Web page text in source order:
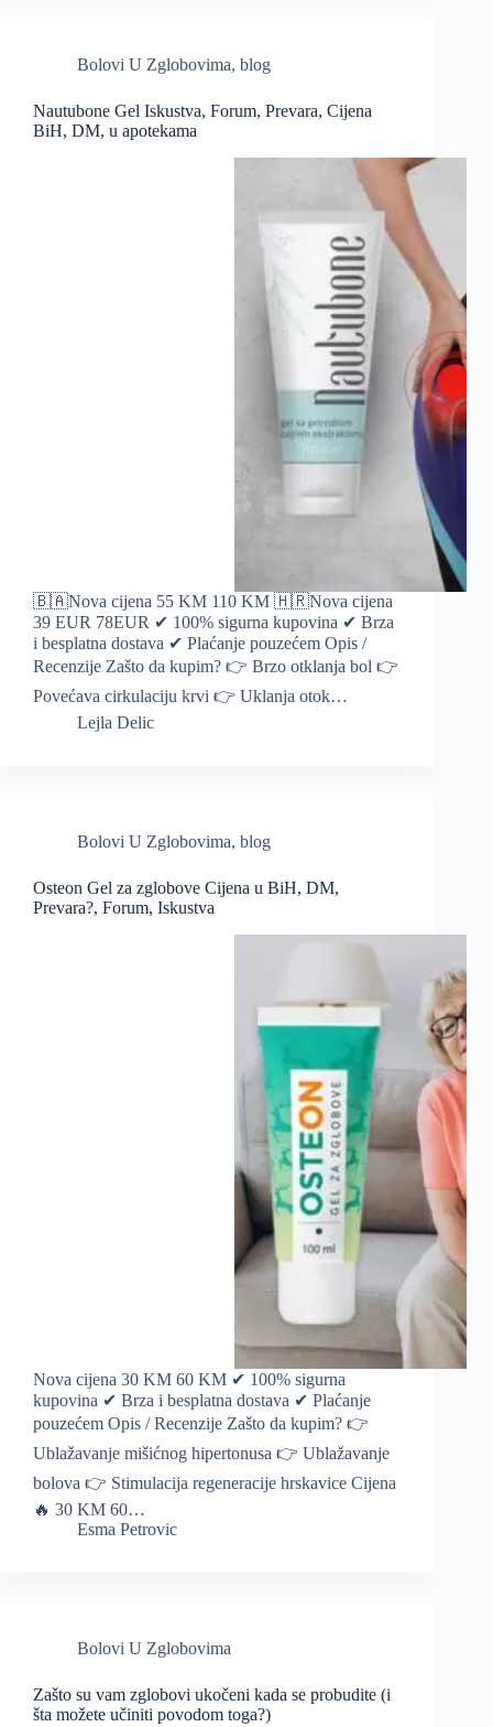
Bolovi U Zglobovima, blog
Nautubone Gel Iskustva, Forum, Prevara, Cijena
BiH, DM, u apotekama
🇧🇦Nova cijena 55 KM 110 KM 🇭🇷Nova cijena
39 EUR 78EUR ✔ 100% sigurna kupovina ✔ Brza
i besplatna dostava ✔ Plaćanje pouzećem Opis /
Recenzije Zašto da kupim? 👉 Brzo otklanja bol 👉
Povećava cirkulaciju krvi 👉 Uklanja otok…
Lejla Delic
Bolovi U Zglobovima, blog
Osteon Gel za zglobove Cijena u BiH, DM,
Prevara?, Forum, Iskustva
Nova cijena 30 KM 60 KM ✔ 100% sigurna
kupovina ✔ Brza i besplatna dostava ✔ Plaćanje
pouzećem Opis / Recenzije Zašto da kupim? 👉
Ublažavanje mišićnog hipertonusa 👉 Ublažavanje
bolova 👉 Stimulacija regeneracije hrskavice Cijena
🔥 30 KM 60…
Esma Petrovic
Bolovi U Zglobovima
Zašto su vam zglobovi ukočeni kada se probudite (i
šta možete učiniti povodom toga?)